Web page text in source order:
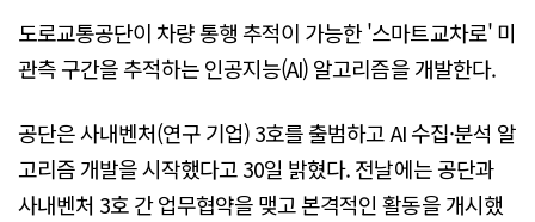
도로교통공단이 차량 통행 추적이 가능한 '스마트교차로' 미
관측 구간을 추적하는 인공지능(AI) 알고리즘을 개발한다.
공단은 사내벤처(연구 기업) 3호를 출범하고 AI 수집·분석 알
고리즘 개발을 시작했다고 30일 밝혔다. 전날에는 공단과
사내벤처 3호 간 업무협약을 맺고 본격적인 활동을 개시했